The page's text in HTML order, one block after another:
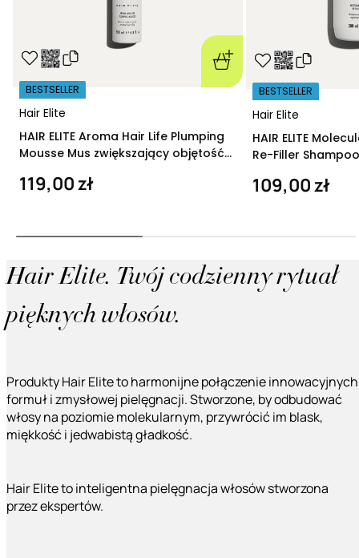
Hair Elite
BESTSELLER
HAIR ELITE Aroma Hair Life Plumping
Mousse Mus zwiększający objętość
119,00 zł
Hair Elite
BESTSELLER
HAIR ELITE
Re-Filler
109,00 zł
Hair Elite. Twój codzienny rytuał
pięknych włosów.
Produkty Hair Elite to harmonijne połączenie innowacyjnych
formuł i zmysłowej pielęgnacji. Stworzone, by odbudować
włosy na poziomie molekularnym, przywrócić im blask,
miękkość i jedwabistą gładkość.
Hair Elite to inteligentna pielęgnacja włosów stworzona
przez ekspertów.